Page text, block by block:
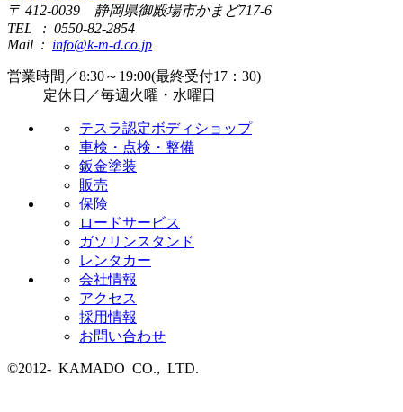
〒 412-0039 静岡県御殿場市かまど717-6
TEL : 0550-82-2854
Mail : info@k-m-d.co.jp
営業時間／8:30～19:00(最終受付17：30)
定休日／毎週火曜・水曜日
テスラ認定ボディショップ
車検・点検・整備
鈑金塗装
販売
保険
ロードサービス
ガソリンスタンド
レンタカー
会社情報
アクセス
採用情報
お問い合わせ
©2012- KAMADO CO., LTD.